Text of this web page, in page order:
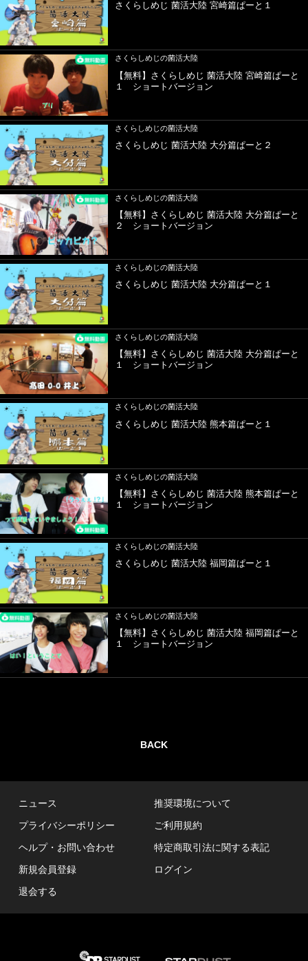
さくらしめじ 菌活大陸 宮崎篇ぱーと１
さくらしめじの菌活大陸
【無料】さくらしめじ 菌活大陸 宮崎篇ぱーと
１ ショートバージョン
さくらしめじの菌活大陸
さくらしめじ 菌活大陸 大分篇ぱーと２
さくらしめじの菌活大陸
【無料】さくらしめじ 菌活大陸 大分篇ぱーと
２ ショートバージョン
さくらしめじの菌活大陸
さくらしめじ 菌活大陸 大分篇ぱーと１
さくらしめじの菌活大陸
【無料】さくらしめじ 菌活大陸 大分篇ぱーと
１ ショートバージョン
さくらしめじの菌活大陸
さくらしめじ 菌活大陸 熊本篇ぱーと１
さくらしめじの菌活大陸
【無料】さくらしめじ 菌活大陸 熊本篇ぱーと
１ ショートバージョン
さくらしめじの菌活大陸
さくらしめじ 菌活大陸 福岡篇ぱーと１
さくらしめじの菌活大陸
【無料】さくらしめじ 菌活大陸 福岡篇ぱーと
１ ショートバージョン
BACK
ニュース
推奨環境について
プライバシーポリシー
ご利用規約
ヘルプ・お問い合わせ
特定商取引法に関する表記
新規会員登録
ログイン
退会する